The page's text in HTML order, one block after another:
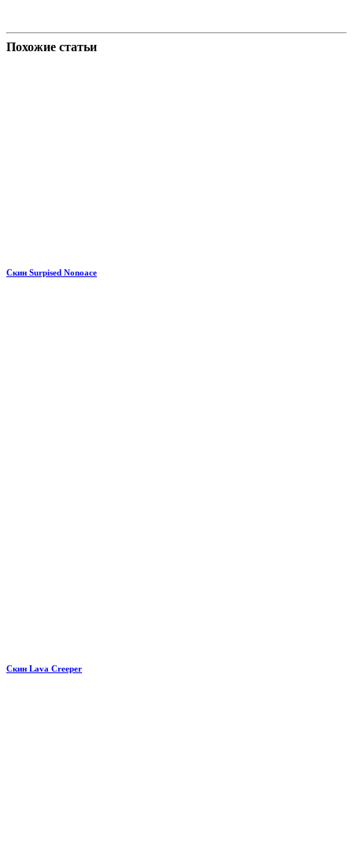
Похожие статьи
Скин Surpised Nonoace
Скин Lava Creeper